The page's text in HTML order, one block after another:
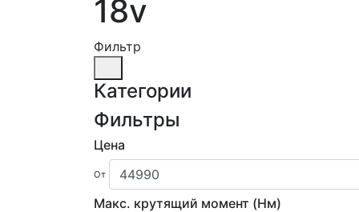
18v
Фильтр
Категории
Фильтры
Цена
От
Макс. крутящий момент (Нм)